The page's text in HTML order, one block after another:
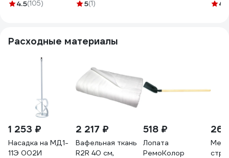
4.5(105) 5(1) 4.9
Расходные материалы
1 253 ₽
Насадка на МД1-
11Э 002И
2 217 ₽
Вафельная ткань
R2R 40 см,
518 ₽
Лопата
РемоКолор
26